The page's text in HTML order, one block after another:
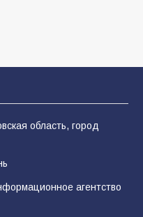
дорожные работы
дали ответ
область, город
агентство